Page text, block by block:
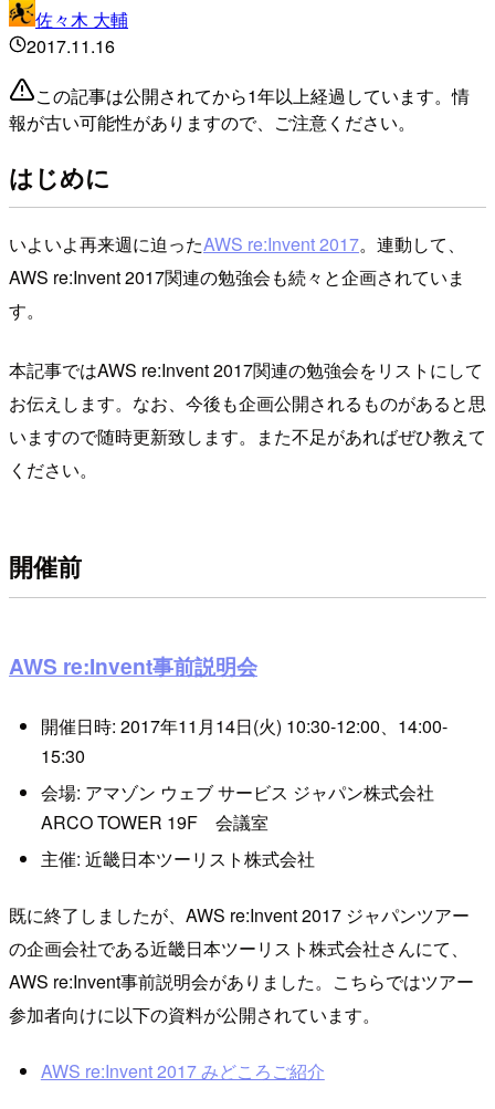
佐々木 大輔
2017.11.16
この記事は公開されてから1年以上経過しています。情
報が古い可能性がありますので、ご注意ください。
はじめに
いよいよ再来週に迫ったAWS re:Invent 2017。連動して、
AWS re:Invent 2017関連の勉強会も続々と企画されていま
す。
本記事ではAWS re:Invent 2017関連の勉強会をリストにして
お伝えします。なお、今後も企画公開されるものがあると思
いますので随時更新致します。また不足があればぜひ教えて
ください。
開催前
AWS re:Invent事前説明会
開催日時: 2017年11月14日(火) 10:30-12:00、14:00-
15:30
会場: アマゾン ウェブ サービス ジャパン株式会社
ARCO TOWER 19F 会議室
主催: 近畿日本ツーリスト株式会社
既に終了しましたが、AWS re:Invent 2017 ジャパンツアー
の企画会社である近畿日本ツーリスト株式会社さんにて、
AWS re:Invent事前説明会がありました。こちらではツアー
参加者向けに以下の資料が公開されています。
AWS re:Invent 2017 みどころご紹介